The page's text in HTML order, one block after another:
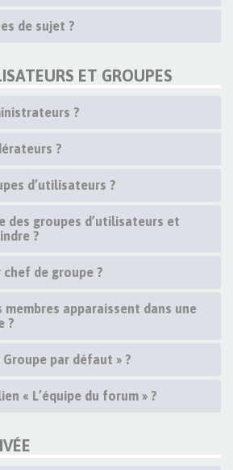
de sujet ?
ET GROUPES
?
?
d’utilisateurs ?
des groupes d’utilisateurs et
?
de groupe ?
apparaissent dans une
?
Groupe par défaut » ?
« L’équipe du forum » ?